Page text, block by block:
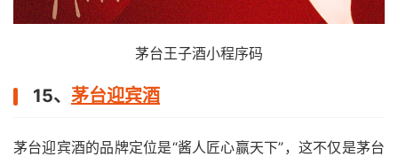
茅台王子酒小程序码
15、 茅台迎宾酒
茅台迎宾酒的品牌定位是“酱人匠心赢天下”，这不仅是茅台